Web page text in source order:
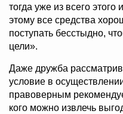
тогда уже из всего
этому все средства
поступать бесстыдно,
цели».
Даже дружба
условие в
правоверным
кого можно извлечь